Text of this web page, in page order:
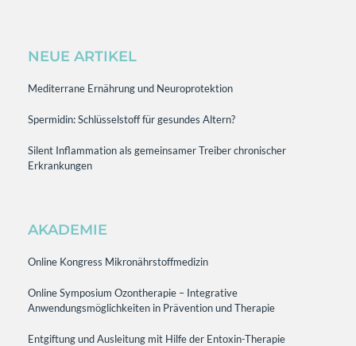
NEUE ARTIKEL
Mediterrane Ernährung und Neuroprotektion
Spermidin: Schlüsselstoff für gesundes Altern?
Silent Inflammation als gemeinsamer Treiber chronischer
Erkrankungen
AKADEMIE
Online Kongress Mikronährstoffmedizin
Online Symposium Ozontherapie – Integrative
Anwendungsmöglichkeiten in Prävention und Therapie
Entgiftung und Ausleitung mit Hilfe der Entoxin-Therapie